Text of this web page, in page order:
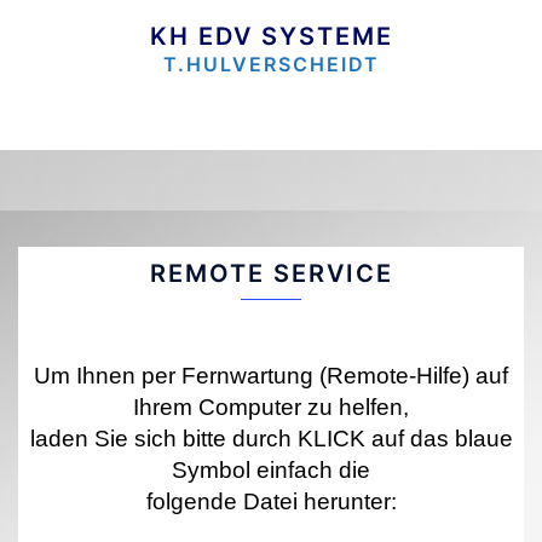
KH EDV SYSTEME
T.HULVERSCHEIDT
REMOTE SERVICE
Um Ihnen per Fernwartung (Remote-Hilfe) auf
Ihrem Computer zu helfen,
laden Sie sich bitte durch KLICK auf das blaue
Symbol einfach die
folgende Datei herunter: